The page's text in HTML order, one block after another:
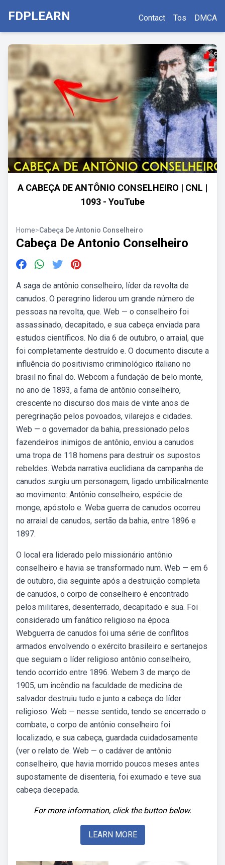
FDPLEARN Contact Tos DMCA
A CABEÇA DE ANTÔNIO CONSELHEIRO | CNL |
1093 - YouTube
Home>Cabeça De Antonio Conselheiro
Cabeça De Antonio Conselheiro
A saga de antônio conselheiro, líder da revolta de
canudos. O peregrino liderou um grande número de
pessoas na revolta, que. Web — o conselheiro foi
assassinado, decapitado, e sua cabeça enviada para
estudos científicos. No dia 6 de outubro, o arraial, que
foi completamente destruído e. O documento discute a
influência do positivismo criminológico italiano no
brasil no final do. Webcom a fundação de belo monte,
no ano de 1893, a fama de antônio conselheiro,
crescente no discurso dos mais de vinte anos de
peregrinação pelos povoados, vilarejos e cidades.
Web — o governador da bahia, pressionado pelos
fazendeiros inimigos de antônio, enviou a canudos
uma tropa de 118 homens para destruir os supostos
rebeldes. Webda narrativa euclidiana da campanha de
canudos surgiu um personagem, ligado umbilicalmente
ao movimento: Antônio conselheiro, espécie de
monge, apóstolo e. Weba guerra de canudos ocorreu
no arraial de canudos, sertão da bahia, entre 1896 e
1897.
O local era liderado pelo missionário antônio
conselheiro e havia se transformado num. Web — em 6
de outubro, dia seguinte após a destruição completa
de canudos, o corpo de conselheiro é encontrado
pelos militares, desenterrado, decapitado e sua. Foi
considerado um fanático religioso na época.
Webguerra de canudos foi uma série de conflitos
armados envolvendo o exército brasileiro e sertanejos
que seguiam o líder religioso antônio conselheiro,
tendo ocorrido entre 1896. Webem 3 de março de
1905, um incêndio na faculdade de medicina de
salvador destruiu tudo e junto a cabeça do líder
religioso. Web — nesse sentido, tendo se encerrado o
combate, o corpo de antônio conselheiro foi
localizado, e sua cabeça, guardada cuidadosamente
(ver o relato de. Web — o cadáver de antônio
conselheiro, que havia morrido poucos meses antes
supostamente de disenteria, foi exumado e teve sua
cabeça decepada.
For more information, click the button below.
LEARN MORE